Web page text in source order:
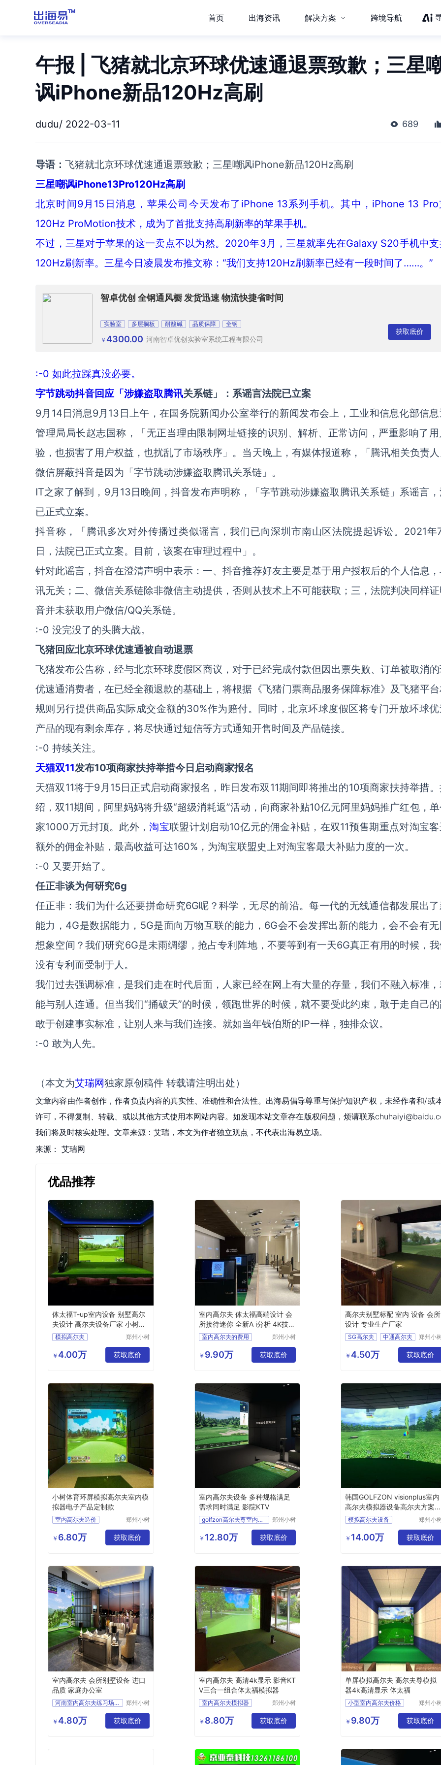
首页 出海资讯 解决方案 跨境导航
午报 | 飞猪就北京环球优速通退票致歉；三星
讽iPhone新品120Hz高刷
dudu/ 2022-03-11 689
导语： 飞猪就北京环球优速通退票致歉；三星嘲讽iPhone新品120Hz高刷
三星嘲讽iPhone13Pro120Hz高刷
北京时间9月15日消息，苹果公司今天发布了iPhone 13系列手机。其中，iPhone 13 Pro
120Hz ProMotion技术，成为了首批支持高刷新率的苹果手机。
不过，三星对于苹果的这一卖点不以为然。2020年3月，三星就率先在Galaxy S20手机中
120Hz刷新率。三星今日凌晨发布推文称：“我们支持120Hz刷新率已经有一段时间了……。”
智卓优创 全钢通风橱 发货迅速 物流快捷省时间
实验室 多层搁板 耐酸碱 品质保障 全钢
￥ 4300.00 河南智卓优创实验室系统工程有限公司
获取底价
:-0 如此拉踩真没必要。
字节跳动抖音回应「涉嫌盗取腾讯关系链」：系谣言法院已立案
9月14日消息9月13日上午，在国务院新闻办公室举行的新闻发布会上，工业和信息化部信
管理局局长赵志国称，「无正当理由限制网址链接的识别、解析、正常访问，严重影响了
验，也损害了用户权益，也扰乱了市场秩序」。当天晚上，有媒体报道称，「腾讯相关负责
微信屏蔽抖音是因为「字节跳动涉嫌盗取腾讯关系链」。
IT之家了解到，9月13日晚间，抖音发布声明称，「字节跳动涉嫌盗取腾讯关系链」系谣言
已正式立案。
抖音称，「腾讯多次对外传播过类似谣言，我们已向深圳市南山区法院提起诉讼。2021年
日，法院已正式立案。目前，该案在审理过程中」。
针对此谣言，抖音在澄清声明中表示：一、抖音推荐好友主要是基于用户授权后的个人信息
讯无关；二、微信关系链除非微信主动提供，否则从技术上不可能获取；三，法院判决同样
音并未获取用户微信/QQ关系链。
:-0 没完没了的头腾大战。
飞猪回应北京环球优速通被自动退票
飞猪发布公告称，经与北京环球度假区商议，对于已经完成付款但因出票失败、订单被取消
优速通消费者，在已经全额退款的基础上，将根据《飞猪门票商品服务保障标准》及飞猪平
规则另行提供商品实际成交金额的30%作为赔付。同时，北京环球度假区将专门开放环球
产品的现有剩余库存，将尽快通过短信等方式通知开售时间及产品链接。
:-0 持续关注。
天猫双11发布10项商家扶持举措今日启动商家报名
天猫双11将于9月15日正式启动商家报名，昨日发布双11期间即将推出的10项商家扶持举措
绍，双11期间，阿里妈妈将升级“超级消耗返”活动，向商家补贴10亿元阿里妈妈推广红包，
家1000万元封顶。此外，淘宝联盟计划启动10亿元的佣金补贴，在双11预售期重点对淘宝
额外的佣金补贴，最高收益可达160%，为淘宝联盟史上对淘宝客最大补贴力度的一次。
:-0 又要开始了。
任正非谈为何研究6g
任正非：我们为什么还要拼命研究6G呢？科学，无尽的前沿。每一代的无线通信都发展出
能力，4G是数据能力，5G是面向万物互联的能力，6G会不会发挥出新的能力，会不会有
想象空间？我们研究6G是未雨绸缪，抢占专利阵地，不要等到有一天6G真正有用的时候，
没有专利而受制于人。
我们过去强调标准，是我们走在时代后面，人家已经在网上有大量的存量，我们不融入标准
能与别人连通。但当我们“捅破天”的时候，领跑世界的时候，就不要受此约束，敢于走自己
敢于创建事实标准，让别人来与我们连接。就如当年钱伯斯的IP一样，独排众议。
:-0 敢为人先。
（本文为艾瑞网独家原创稿件 转载请注明出处）
文章内容由作者创作，作者负责内容的真实性、准确性和合法性。出海易倡导尊重与保护知识产权，未经作者和/或
许可，不得复制、转载、或以其他方式使用本网站内容。如发现本站文章存在版权问题，烦请联系
我们将及时核实处理。文章来源：艾瑞，本文为作者独立观点，不代表出海易立场。
来源： 艾瑞网
优品推荐
体太福T-up室内设备 别墅高尔
夫设计 高尔夫设备厂家 小树体
育科技
模拟高尔夫
会会所高尔夫设计
郑州小树
有限公司
￥ 4.00万 获取底价
室内高尔夫 体太福高端设计 会
所接待迷你 全新A i分析 4K技术
指导
室内高尔夫的费用
室内高尔夫系统价格
高尔夫高尔夫模拟器室内
郑州小树
有限公司
￥ 9.90万 获取底价
高尔夫别墅标配 室内 设备 会所
设计 专业生产厂家
SG高尔夫
中通高尔夫
衡泰信高尔夫
郑州小
有限公
￥ 4.50万 获取底价
小树体育环屏模拟高尔夫室内模
拟器电子产品定制款
室内高尔夫造价
高尔夫室内模拟器品牌
郑州小树
有限公司
￥ 6.80万 获取底价
室内高尔夫设备 多种规格满足
需求同时满足 影院KTV
golfzon高尔夫尊室内高尔夫姿势
体太福室内高尔夫怎么样
高尔夫室内厂家
郑州小树
有限公司
￥ 12.80万 获取底价
韩国GOLFZON visionplus室内
高尔夫模拟器设备高尔夫方案
计模拟高尔夫设备
别墅高尔夫设计
郑州小
有限公
￥ 14.00万 获取底价
室内高尔夫 会所别墅设备 进口
品质 家庭办公室
河南室内高尔夫练习场图
室内高尔夫系统价格
室内高尔夫价位
郑州小树
有限公司
￥ 4.80万 获取底价
室内高尔夫 高清4k显示 影音KT
V三合一组合体太福模拟器
室内高尔夫模拟器
室内高尔夫尺寸要求
室内高尔夫场地
郑州小树
有限公司
￥ 8.80万 获取底价
单屏模拟高尔夫 高尔夫尊模拟
器4k高清显示 体太福
小型室内高尔夫价格
室内高尔夫系统价格
室内高尔夫的价钱
室内高尔夫练习场价格
郑州小
有限公
￥ 9.80万 获取底价